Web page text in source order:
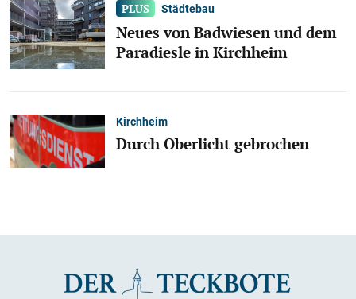
Städtebau
Neues von Badwiesen und dem
Paradiesle in Kirchheim
Kirchheim
Durch Oberlicht gebrochen